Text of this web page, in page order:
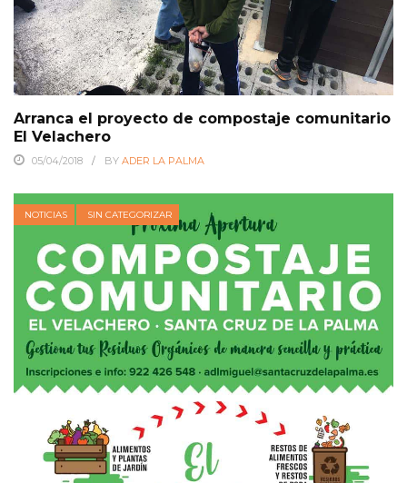
Arranca el proyecto de compostaje comunitario
El Velachero
05/04/2018 BY ADER LA PALMA
NOTICIAS SIN CATEGORIZAR